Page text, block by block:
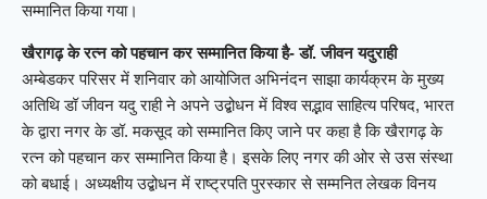
सम्मानित किया गया।
खैरागढ़ के रत्न को पहचान कर सम्मानित किया है- डॉ. जीवन यदुराही
अम्बेडकर परिसर में शनिवार को आयोजित अभिनंदन साझा कार्यक्रम के मुख्य
अतिथि डॉ जीवन यदु राही ने अपने उद्बोधन में विश्व सद्भाव साहित्य परिषद, भारत
के द्वारा नगर के डॉ. मकसूद को सम्मानित किए जाने पर कहा है कि खैरागढ़ के
रत्न को पहचान कर सम्मानित किया है। इसके लिए नगर की ओर से उस संस्था
को बधाई। अध्यक्षीय उद्बोधन में राष्ट्रपति पुरस्कार से सम्मनित लेखक विनय